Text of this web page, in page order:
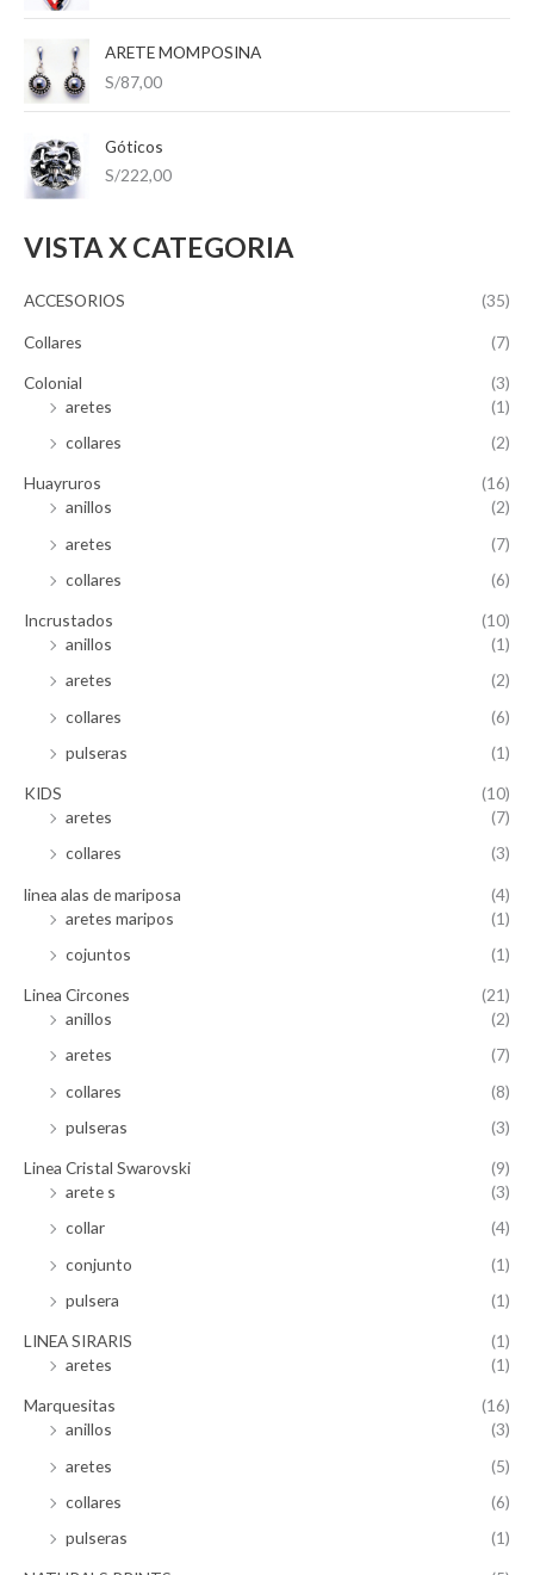
ARETE MOMPOSINA
S/87,00
Góticos
S/222,00
VISTA X CATEGORIA
ACCESORIOS (35)
Collares (7)
Colonial
(3)
aretes
(1)
collares
(2)
Huayruros
(16)
anillos
(2)
aretes
(7)
collares
(6)
Incrustados
(10)
anillos
(1)
aretes
(2)
collares
(6)
pulseras
(1)
KIDS
(10)
aretes
(7)
collares
(3)
linea alas de mariposa
(4)
aretes maripos
(1)
cojuntos
(1)
Linea Circones
(21)
anillos
(2)
aretes
(7)
collares
(8)
pulseras
(3)
Linea Cristal Swarovski
(9)
arete s
(3)
collar
(4)
conjunto
(1)
pulsera
(1)
LINEA SIRARIS
(1)
aretes
(1)
Marquesitas
(16)
anillos
(3)
aretes
(5)
collares
(6)
pulseras
(1)